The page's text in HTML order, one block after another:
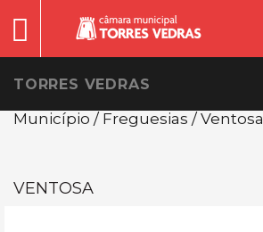
TORRES VEDRAS
Município / Freguesias / Ventosa
VENTOSA